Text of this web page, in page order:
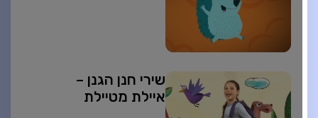
שירי חנן הגנן –
איילת מטיילת